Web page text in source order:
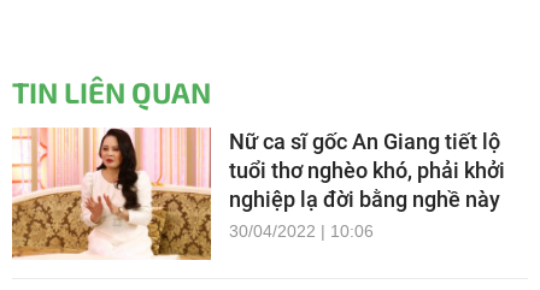
TIN LIÊN QUAN
Nữ ca sĩ gốc An Giang tiết lộ
tuổi thơ nghèo khó, phải khởi
nghiệp lạ đời bằng nghề này
30/04/2022 | 10:06